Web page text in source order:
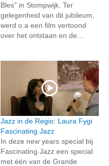
Bles” in Stompwijk. Ter
gelegenheid van dit jubileum,
werd o.a een film vertoond
over het ontstaan en de...
Jazz in de Regio: Laura Fygi
Fascinating Jazz
In deze new years special bij
Fascinating Jazz een special
met één van de Grande